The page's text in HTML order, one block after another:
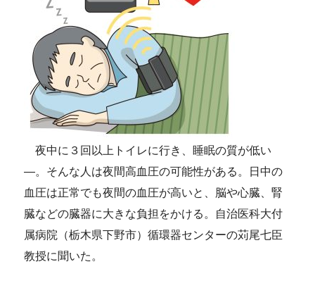
夜中に３回以上トイレに行き、睡眠の質が低い
―。そんな人は夜間高血圧の可能性がある。日中の
血圧は正常でも夜間の血圧が高いと、脳や心臓、腎
臓などの臓器に大きな負担をかける。自治医科大付
属病院（栃木県下野市）循環器センターの苅尾七臣
教授に聞いた。